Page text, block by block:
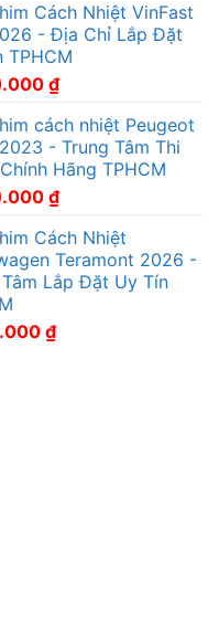
Cách Nhiệt VinFast
- Địa Chỉ Lắp Đặt
TPHCM
₫
cách nhiệt Peugeot
- Trung Tâm Thi
Hãng TPHCM
₫
Cách Nhiệt
Teramont 2026 -
Lắp Đặt Uy Tín
₫